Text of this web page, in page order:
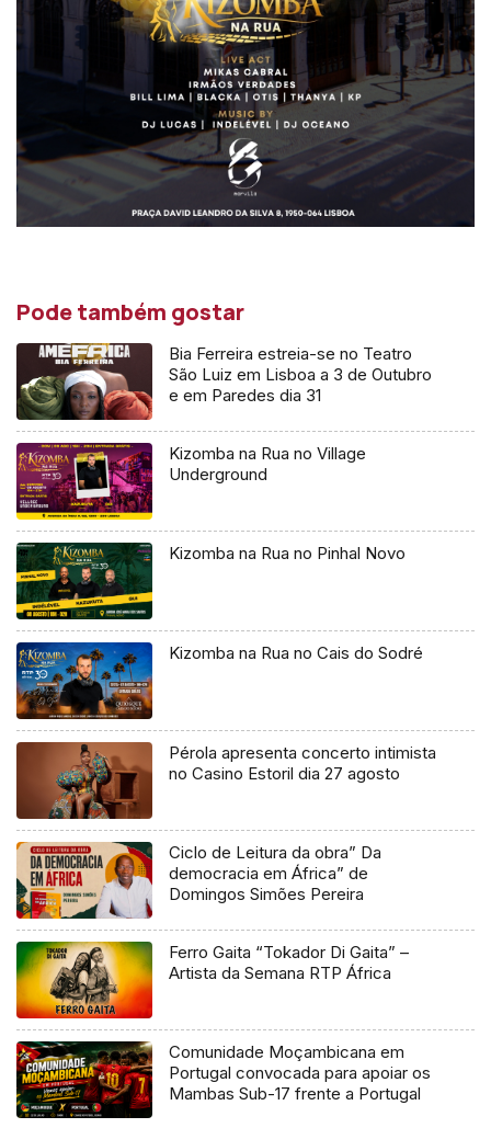
Pode também gostar
Bia Ferreira estreia-se no Teatro
São Luiz em Lisboa a 3 de Outubro
e em Paredes dia 31
Kizomba na Rua no Village
Underground
Kizomba na Rua no Pinhal Novo
Kizomba na Rua no Cais do Sodré
Pérola apresenta concerto intimista
no Casino Estoril dia 27 agosto
Ciclo de Leitura da obra” Da
democracia em África” de
Domingos Simões Pereira
Ferro Gaita “Tokador Di Gaita” –
Artista da Semana RTP África
Comunidade Moçambicana em
Portugal convocada para apoiar os
Mambas Sub-17 frente a Portugal